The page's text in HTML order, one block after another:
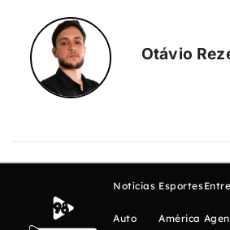
Otávio
Notícias
Auto
Esportes
América